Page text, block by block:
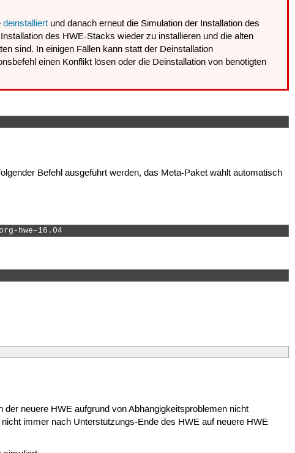
deinstalliert und danach erneut die Simulation der Installation des
des HWE-Stacks wieder zu installieren und die alten
sind. In einigen Fällen kann statt der Deinstallation
einen Konflikt lösen oder die Deinstallation von benötigten
Befehl ausgeführt werden, das Meta-Paket wählt automatisch
hwe-16.04
neuere HWE aufgrund von Abhängigkeitsproblemen nicht
nicht immer nach Unterstützungs-Ende des HWE auf neuere HWE